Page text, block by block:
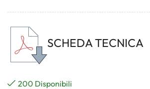
SCHEDA TECNICA
200 Disponibili